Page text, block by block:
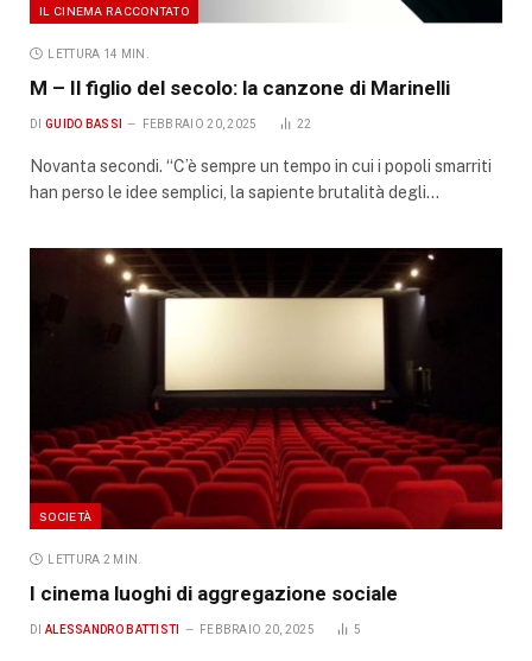
IL CINEMA RACCONTATO
LETTURA 14 MIN.
M – Il figlio del secolo: la canzone di Marinelli
DI GUIDO BASSI FEBBRAIO 20, 2025 22
Novanta secondi. “C’è sempre un tempo in cui i popoli smarriti
han perso le idee semplici, la sapiente brutalità degli…
SOCIETÀ
LETTURA 2 MIN.
I cinema luoghi di aggregazione sociale
DI ALESSANDRO BATTISTI FEBBRAIO 20, 2025 5